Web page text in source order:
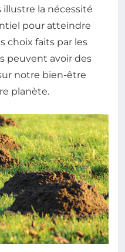
la nécessité
pour atteindre
choix faits par les
peuvent avoir des
notre bien-être
planète.